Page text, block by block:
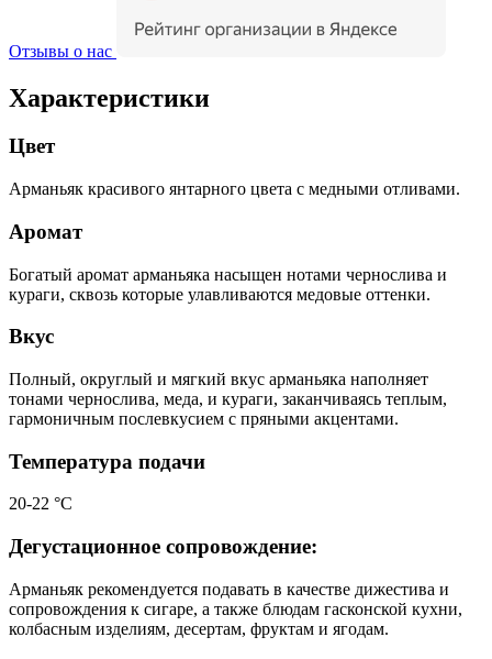
Отзывы о нас
Характеристики
Цвет
Арманьяк красивого янтарного цвета с медными отливами.
Аромат
Богатый аромат арманьяка насыщен нотами чернослива и
кураги, сквозь которые улавливаются медовые оттенки.
Вкус
Полный, округлый и мягкий вкус арманьяка наполняет
тонами чернослива, меда, и кураги, заканчиваясь теплым,
гармоничным послевкусием с пряными акцентами.
Температура подачи
20-22 °С
Дегустационное сопровождение:
Арманьяк рекомендуется подавать в качестве дижестива и
сопровождения к сигаре, а также блюдам гасконской кухни,
колбасным изделиям, десертам, фруктам и ягодам.